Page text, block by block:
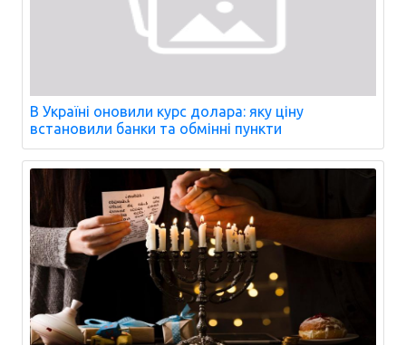
В Україні оновили курс долара: яку ціну
встановили банки та обмінні пункти